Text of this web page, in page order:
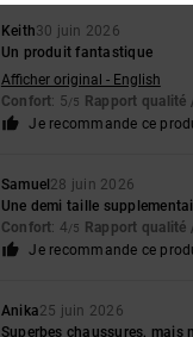
Keith30 juin 2026
Un produit fantastique
Afficher original - English
Confort: 5/5 Rapport qualité
Je recommande ce
Samuel 28 juin 2026
Une demi taille
Confort: 4/5 Rapport qualité
Je recommande ce
Anika25 juin 2026
Superbes chaussures, mais